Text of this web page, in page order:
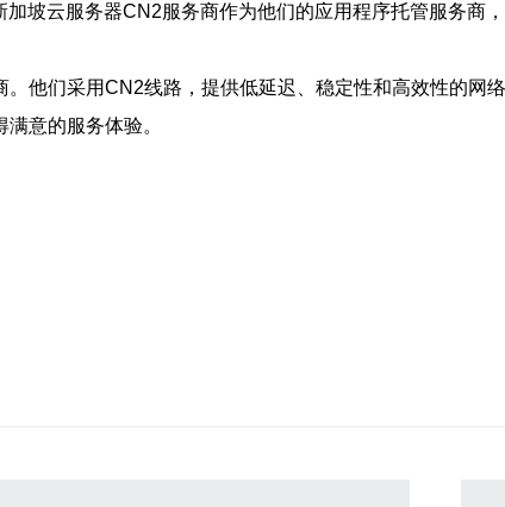
坡云服务器CN2服务商作为他们的应用程序托管服务商
他们采用CN2线路，提供低延迟、稳定性和高效性的网
意的服务体验。